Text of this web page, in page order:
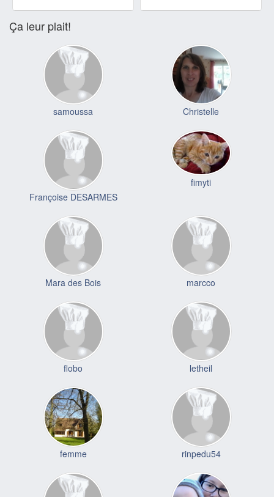
Ça leur plait!
samoussa Christelle
Françoise DESARMES
fimyti
Mara des Bois marcco
flobo letheil
femme rinpedu54